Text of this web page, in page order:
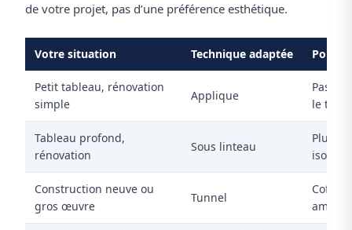
de votre projet, pas d’une préférence esthétique.
Votre situation Technique adaptée
Petit tableau, rénovation
simple
Applique
Pas
le
Tableau profond,
rénovation
Sous linteau
Plus
Construction neuve ou
gros œuvre
Tunnel
Coffre
amont